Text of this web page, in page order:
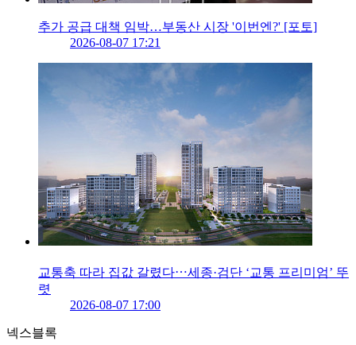
추가 공급 대책 임박…부동산 시장 '이번엔?' [포토]
2026-08-07 17:21
교통축 따라 집값 갈렸다⋯세종·검단 ‘교통 프리미엄’ 뚜
렷
2026-08-07 17:00
넥스블록